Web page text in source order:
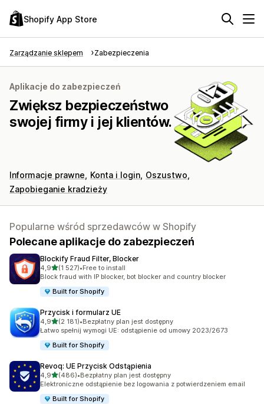
Shopify App Store
Zarządzanie sklepem Zabezpieczenia
Aplikacje do zabezpieczeń
Zwiększ bezpieczeństwo
swojej firmy i jej klientów.
Informacje prawne Konta i login Oszustwo
Zapobieganie kradzieży
Popularne wśród sprzedawców w Shopify
Polecane aplikacje do zabezpieczeń
Blockify Fraud Filter, Blocker
4,9na 5 gwiazdek
(1 527)
Łączna liczba recenzji: 1527
•Free to install
Block fraud with IP blocker, bot blocker and country blocker
Built for Shopify
Przycisk i formularz UE
4,9na 5 gwiazdek
(2 181)
Łączna liczba recenzji: 2181
•Bezpłatny plan jest dostępny
Łatwo spełnij wymogi UE: odstąpienie od umowy 2023/2673
Built for Shopify
Revoq: UE Przycisk Odstąpienia
4,9na 5 gwiazdek
(486)
Łączna liczba recenzji: 486
•Bezpłatny plan jest dostępny
Elektroniczne odstąpienie bez logowania z potwierdzeniem email
Built for Shopify